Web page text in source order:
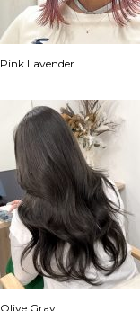
Pink Lavender
Olive Gray